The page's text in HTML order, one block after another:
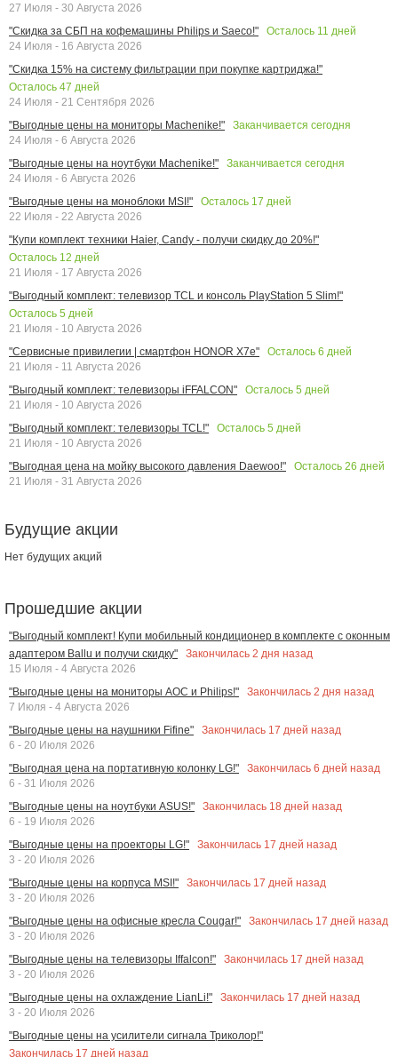
27 Июля - 30 Августа 2026
"Скидка за СБП на кофемашины Philips и Saeco!"
Осталось 11 дней
24 Июля - 16 Августа 2026
"Скидка 15% на систему фильтрации при покупке картриджа!"
Осталось 47 дней
24 Июля - 21 Сентября 2026
"Выгодные цены на мониторы Machenike!"
Заканчивается сегодня
24 Июля - 6 Августа 2026
"Выгодные цены на ноутбуки Machenike!"
Заканчивается сегодня
24 Июля - 6 Августа 2026
"Выгодные цены на моноблоки MSI!"
Осталось 17 дней
22 Июля - 22 Августа 2026
"Купи комплект техники Haier, Candy - получи скидку до 20%!"
Осталось 12 дней
21 Июля - 17 Августа 2026
"Выгодный комплект: телевизор TCL и консоль PlayStation 5 Slim!"
Осталось 5 дней
21 Июля - 10 Августа 2026
"Сервисные привилегии | смартфон HONOR X7e"
Осталось 6 дней
21 Июля - 11 Августа 2026
"Выгодный комплект: телевизоры iFFALCON"
Осталось 5 дней
21 Июля - 10 Августа 2026
"Выгодный комплект: телевизоры TCL!"
Осталось 5 дней
21 Июля - 10 Августа 2026
"Выгодная цена на мойку высокого давления Daewoo!"
Осталось 26 дней
21 Июля - 31 Августа 2026
Будущие акции
Нет будущих акций
Прошедшие акции
"Выгодный комплект! Купи мобильный кондиционер в комплекте с оконным
адаптером Ballu и получи скидку"
Закончилась 2 дня назад
15 Июля - 4 Августа 2026
"Выгодные цены на мониторы AOC и Philips!"
Закончилась 2 дня назад
7 Июля - 4 Августа 2026
"Выгодные цены на наушники Fifine"
Закончилась 17 дней назад
6 - 20 Июля 2026
"Выгодная цена на портативную колонку LG!"
Закончилась 6 дней назад
6 - 31 Июля 2026
"Выгодные цены на ноутбуки ASUS!"
Закончилась 18 дней назад
6 - 19 Июля 2026
"Выгодные цены на проекторы LG!"
Закончилась 17 дней назад
3 - 20 Июля 2026
"Выгодные цены на корпуса MSI!"
Закончилась 17 дней назад
3 - 20 Июля 2026
"Выгодные цены на офисные кресла Cougar!"
Закончилась 17 дней назад
3 - 20 Июля 2026
"Выгодные цены на телевизоры Iffalcon!"
Закончилась 17 дней назад
3 - 20 Июля 2026
"Выгодные цены на охлаждение LianLi!"
Закончилась 17 дней назад
3 - 20 Июля 2026
"Выгодные цены на усилители сигнала Триколор!"
Закончилась 17 дней назад